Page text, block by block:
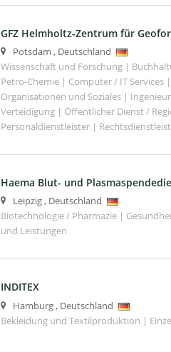
GFZ Helmholtz-Zentrum für
Potsdam , Deutschland
Wissenschaft und Forschung |
Petro-Chemie | Computer / IT
Organisationen und Soziales |
Verteidigung | Öffentlicher Dienst /
Personaldienstleister |
Haema Blut- und
Leipzig, Deutschland
Biotechnologie / Pharmazie |
und Leistungen
INDITEX
Hamburg, Deutschland
Bekleidung und Textilproduktion |